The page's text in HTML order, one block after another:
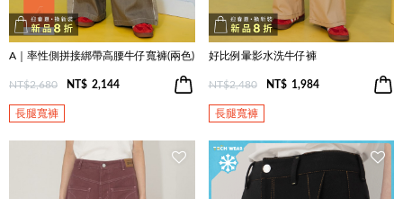
A｜率性側拼接綁帶高腰牛仔寬褲(兩色)
NT$2,680 NT$ 2,144
長腿寬褲
好比例暈影水洗牛仔褲
NT$2,480 NT$ 1,984
長腿寬褲